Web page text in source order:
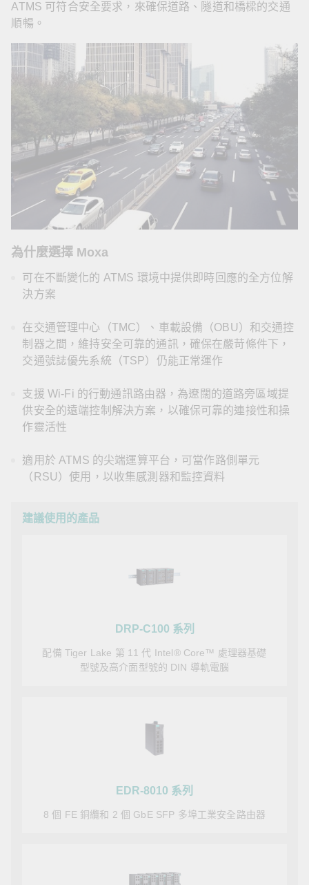
ATMS 可符合安全要求，來確保道路、隧道和橋樑的交通
順暢。
為什麼選擇 Moxa
可在不斷變化的 ATMS 環境中提供即時回應的全方位解
決方案
在交通管理中心（TMC）、車載設備（OBU）和交通控
制器之間，維持安全可靠的通訊，確保在嚴苛條件下，
交通號誌優先系統（TSP）仍能正常運作
支援 Wi-Fi 的行動通訊路由器，為遼闊的道路旁區域提
供安全的遠端控制解決方案，以確保可靠的連接性和操
作靈活性
適用於 ATMS 的尖端運算平台，可當作路側單元
（RSU）使用，以收集感測器和監控資料
建議使用的產品
DRP-C100 系列
配備 Tiger Lake 第 11 代 Intel® Core™ 處理器基礎
型號及高介面型號的 DIN 導軌電腦
EDR-8010 系列
8 個 FE 銅纜和 2 個 GbE SFP 多埠工業安全路由器